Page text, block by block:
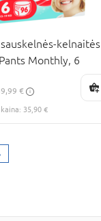
sauskelnės-kelnaitės
Monthly, 6
€
35,90 €